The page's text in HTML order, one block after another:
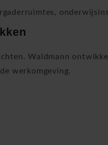
Waldmann
werkomgeving.